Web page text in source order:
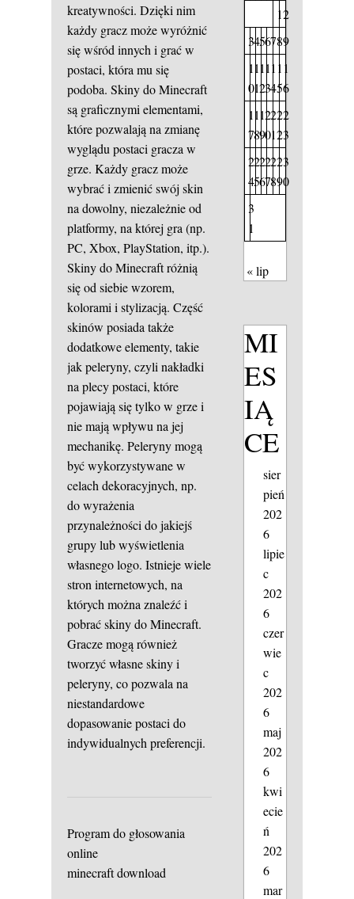
kreatywności. Dzięki nim
każdy gracz może wyróżnić
się wśród innych i grać w
postaci, która mu się
podoba. Skiny do Minecraft
są graficznymi elementami,
które pozwalają na zmianę
wyglądu postaci gracza w
grze. Każdy gracz może
wybrać i zmienić swój skin
na dowolny, niezależnie od
platformy, na której gra (np.
PC, Xbox, PlayStation, itp.).
Skiny do Minecraft różnią
się od siebie wzorem,
kolorami i stylizacją. Część
skinów posiada także
dodatkowe elementy, takie
jak peleryny, czyli nakładki
na plecy postaci, które
pojawiają się tylko w grze i
nie mają wpływu na jej
mechanikę. Peleryny mogą
być wykorzystywane w
celach dekoracyjnych, np.
do wyrażenia
przynależności do jakiejś
grupy lub wyświetlenia
własnego logo. Istnieje wiele
stron internetowych, na
których można znaleźć i
pobrać skiny do Minecraft.
Gracze mogą również
tworzyć własne skiny i
peleryny, co pozwala na
niestandardowe
dopasowanie postaci do
indywidualnych preferencji.
Program do głosowania
online
minecraft download
12
3456789
1
0
1
1
1
2
1
3
1
4
1
5
1
6
1
7
1
8
1
9
2
0
2
1
2
2
2
3
2
4
2
5
2
6
2
7
2
8
2
9
3
0
3
1
« lip
MI
ES
IĄ
CE
sier
pień
202
6
lipie
c
202
6
czer
wie
c
202
6
maj
202
6
kwi
ecie
ń
202
6
mar